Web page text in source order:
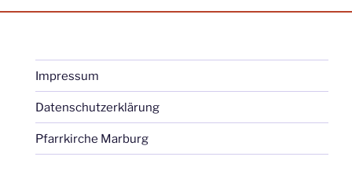
Impressum
Datenschutzerklärung
Pfarrkirche Marburg